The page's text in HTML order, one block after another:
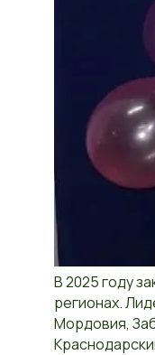
В 2025 году
регионах.
Мордовия,